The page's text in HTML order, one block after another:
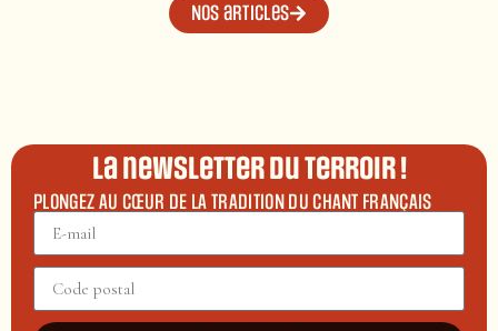
Nos articles
La newsletter du terroir !
PLONGEZ AU CŒUR DE LA TRADITION DU CHANT FRANÇAIS